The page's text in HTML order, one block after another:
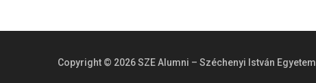
Copyright © 2026 SZE Alumni – Széchenyi István Egyetem